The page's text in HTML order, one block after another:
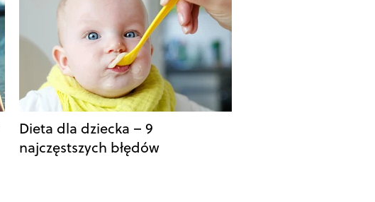
Dieta dla dziecka – 9
najczęstszych błędów